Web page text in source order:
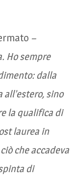
–
Ho sempre
dalla
all’estero, sino
la qualifica di
laurea in
che accadeva
di